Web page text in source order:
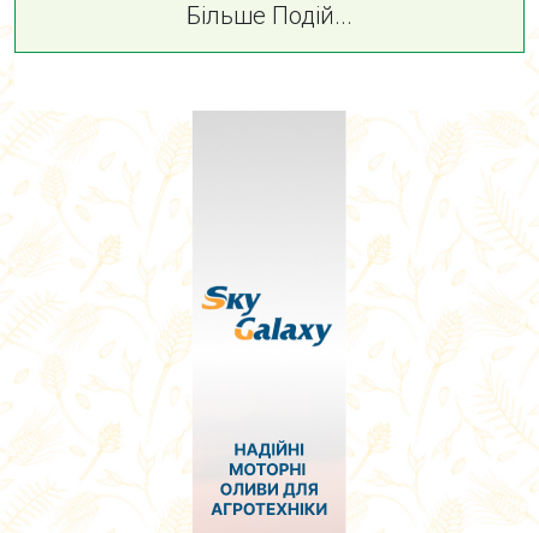
Більше Подій...